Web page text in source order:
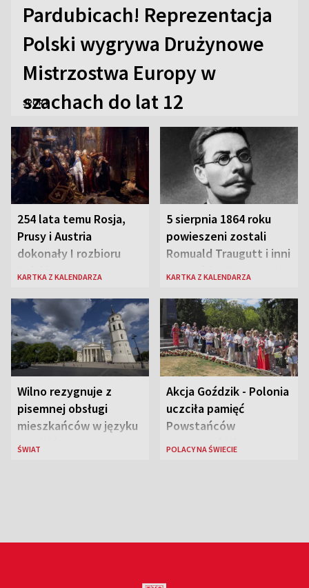
Pardubicach! Reprezentacja
Polski wygrywa Drużynowe
Mistrzostwa Europy w
szachach do lat 12
SPORT
254 lata temu Rosja,
Prusy i Austria
dokonały I rozbioru
Polski
KARTKA Z KALENDARZA
5 sierpnia 1864 roku
powieszeni zostali
Romuald Traugutt i inni
przywódcy Powstania
KARTKA Z KALENDARZA
Wilno rezygnuje z
pisemnej obsługi
mieszkańców w języku
rosyjskim
ŚWIAT
Akcja Goździk - Polonia
uczciła pamięć
Powstańców
Warszawskich
POLACY NA ŚWIECIE